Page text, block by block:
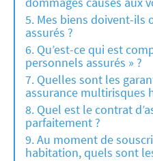
Mes biens doivent-ils
assurés ?
Qu’est-ce qui est
personnels assurés » ?
Quelles sont les
assurance multirisques
Quel est le contrat
parfaitement ?
Au moment de
habitation, quels sont